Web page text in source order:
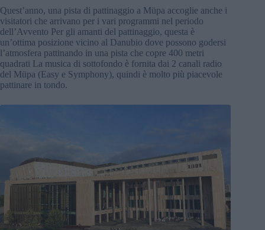
Quest’anno, una pista di pattinaggio a Müpa accoglie anche i
visitatori che arrivano per i vari programmi nel periodo
dell’Avvento Per gli amanti del pattinaggio, questa è
un’ottima posizione vicino al Danubio dove possono godersi
l’atmosfera pattinando in una pista che copre 400 metri
quadrati La musica di sottofondo è fornita dai 2 canali radio
del Müpa (Easy e Symphony), quindi è molto più piacevole
pattinare in tondo.